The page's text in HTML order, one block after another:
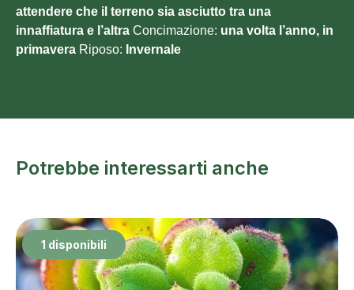
attendere che il terreno sia asciutto tra una
innaffiatura e l’altra Concimazione: una volta l’anno, in
primavera Riposo: Invernale
Potrebbe interessarti anche
1 disponibili